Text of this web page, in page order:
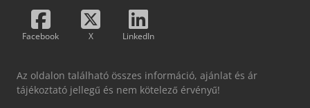
Facebook X LinkedIn
Az oldalon található összes információ, ajánlat és ár
tájékoztató jellegű és nem kötelező érvényű!